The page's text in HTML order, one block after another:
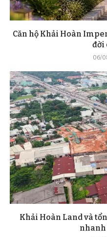
Căn hộ Khải Hoàn
đời
06/
Khải Hoàn Land và
nhanh